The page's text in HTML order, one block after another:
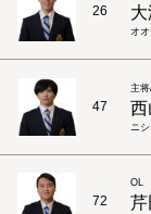
26
オ
47
主
西
ニ
72
OL
芹